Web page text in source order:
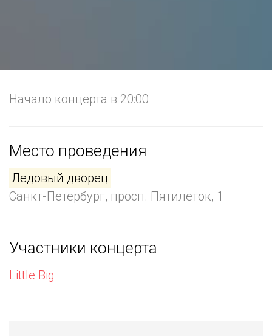
Начало концерта в 20:00
Место проведения
Ледовый дворец
Санкт-Петербург, просп. Пятилеток, 1
Участники концерта
Little Big